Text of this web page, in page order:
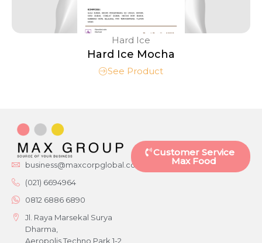
Hard Ice
Hard Ice Mocha
See Product
business@maxcorpglobal.com
(021) 6694964
0812 6886 6890
Jl. Raya Marsekal Surya
Dharma,
Aeropolis Techno Park 1-2
Customer Service
Max Food